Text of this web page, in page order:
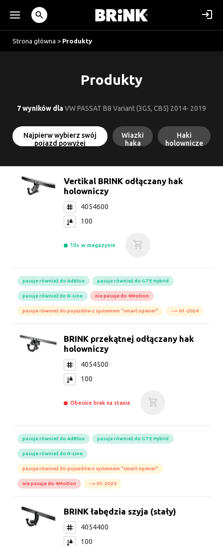
Strona główna > Produkty
Produkty
7 wyników dlaVW PASSAT B8 Variant (3G5, CB5) 2014- 2019
Najpierw wybierz swój
pojazd powyżej
Wiazki
haka
Haki
holownicze
Vertikal BRINK odłączany hak
holowniczy
4054600
100
10+ w magazynie
pasuje również do AdBlue pasuje również do GTE Hybrid
pasuje również do R-Line nie pasuje do 4Motion
pasuje również do pojazdów z systemem "smart opener" --> 01-2024
BRINK przekątnej odłączany hak
holowniczy
4054500
100
Obecnie brak na stanie
pasuje również do AdBlue pasuje również do GTE Hybrid
pasuje również do R-Line
pasuje również do pojazdów z systemem "smart opener"
nie pasuje do 4Motion --> 01-2024
BRINK łabędzia szyja (stały)
4054400
100